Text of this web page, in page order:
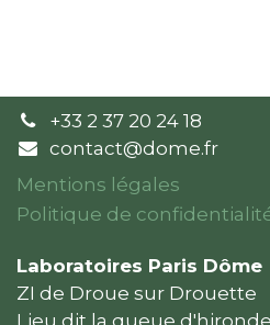
+33 2 37 20 24 18
contact@dome.fr
Mentions légales
Politique de
Laboratoires Paris Dôme
ZI de Droue sur Drouette
Lieu dit la queue